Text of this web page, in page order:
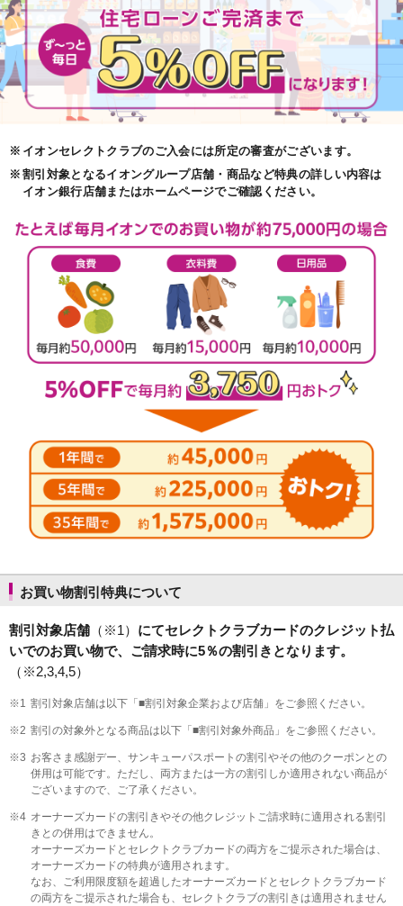
※ イオンセレクトクラブのご入会には所定の審査がございます。
※ 割引対象となるイオングループ店舗・商品など特典の詳しい内容は
イオン銀行店舗またはホームページでご確認ください。
お買い物割引特典について
割引対象店舗 （※1） にてセレクトクラブカードのクレジット払
いでのお買い物で、ご請求時に5％の割引きとなります。
（※2,3,4,5）
※1 割引対象店舗は以下「■割引対象企業および店舗」をご参照ください。
※2 割引の対象外となる商品は以下「■割引対象外商品」をご参照ください。
※3 お客さま感謝デー、サンキューパスポートの割引やその他のクーポンとの
併用は可能です。ただし、両方または一方の割引しか適用されない商品が
ございますので、ご了承ください。
※4 オーナーズカードの割引きやその他クレジットご請求時に適用される割引
きとの併用はできません。
オーナーズカードとセレクトクラブカードの両方をご提示された場合は、
オーナーズカードの特典が適用されます。
なお、ご利用限度額を超過したオーナーズカードとセレクトクラブカード
の両方をご提示された場合も、セレクトクラブの割引きは適用されません